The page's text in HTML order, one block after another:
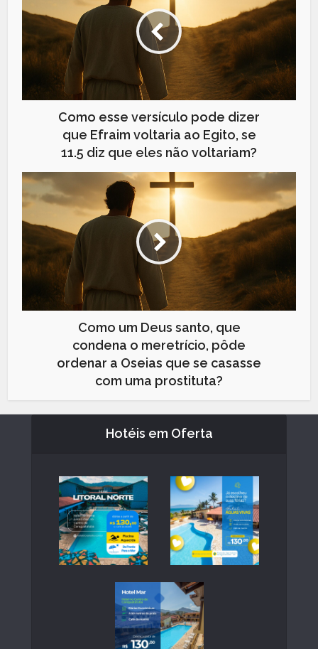
Como esse versículo pode dizer
que Efraim voltaria ao Egito, se
11.5 diz que eles não voltariam?
Como um Deus santo, que
condena o meretrício, pôde
ordenar a Oseias que se casasse
com uma prostituta?
Hotéis em Oferta